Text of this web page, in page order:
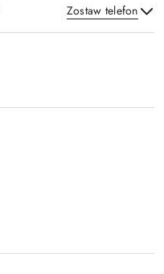
Zostaw telefon